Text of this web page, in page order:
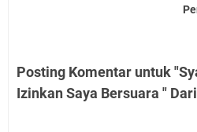
Posting Komentar untuk
Izinkan Saya Bersuara "